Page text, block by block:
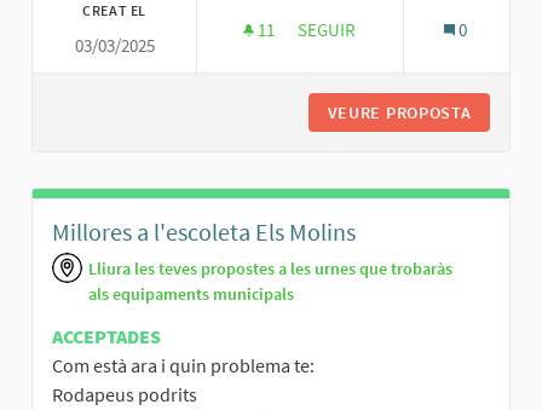
CREAT EL
03/03/2025
11 11 SEGUIDORES
SEGUIR 0
VEURE PROPOSTA
Millores a l'escoleta Els Molins
Lliura les teves propostes a les urnes que trobaràs
als equipaments municipals
ACCEPTADES
Com està ara i quin problema te:
Rodapeus podrits